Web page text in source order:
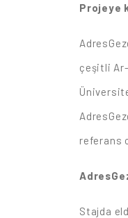
Projeye
çeşitli Ar-
referans
Stajda